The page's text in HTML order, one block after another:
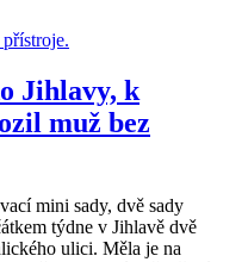
Jihlavy, k
muž bez
mini sady, dvě sady
týdne v Jihlavě dvě
ulici. Měla je na